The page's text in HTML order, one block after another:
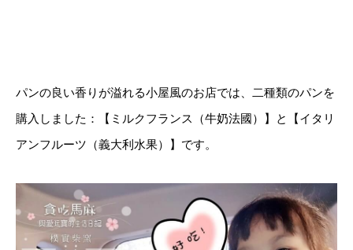
パンの良い香りが溢れる小屋風のお店では、二種類のパンを
購入しました：【ミルクフランス（牛奶法國）】と【イタリ
アンフルーツ（義大利水果）】です。